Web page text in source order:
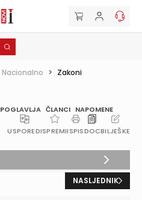
Nacionalno > Zakoni
POGLAVLJA ČLANCI NAPOMENE
USPOREDISPREMIISPISDOCBILJEŠKE
NASLJEDNIK